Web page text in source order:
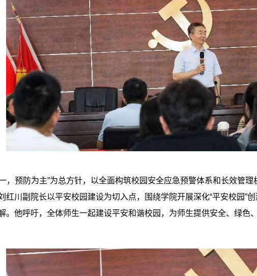
，预防为主”为总方针，以全面构筑校园安全应急预警体系和长效管理
红川副院长以平安校园建设为切入点，围绕学院开展深化“平安校园”
。他呼吁，全体师生一起建设平安和谐校园，为师生提供安全、绿色